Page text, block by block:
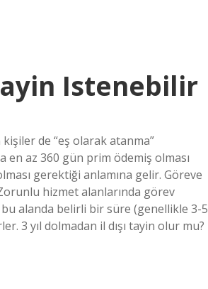
Istenebilir
de “eş olarak atanma”
az 360 gün prim ödemiş olması
gerektiği anlamına gelir. Göreve
hizmet alanlarında görev
alanda belirli bir süre (genellikle 3-5
3 yıl dolmadan il dışı tayin olur mu?